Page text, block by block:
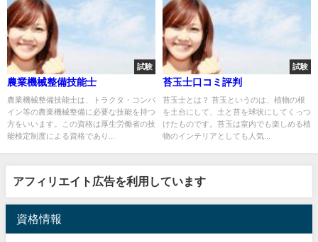
試験
農業機械整備技能士
農業機械整備技能士は、トラクタ・コンバ
イン等の農業機械整備に必要な技能を持つ
方をいいます。この資格は厚生労働省の技
能検定制度による資格であり...
試験
苔玉士口コミ評判
苔玉士とは？ 苔玉というのは、植物の根
を土台にして、土と苔を球状にしてくっつ
けたものです。苔玉は室内でも楽しめる植
物のインテリアとしても人気...
アフィリエイト広告を利用しています
資格情報